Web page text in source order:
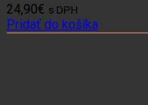
24,90€ s DPH
Pridať do košíka